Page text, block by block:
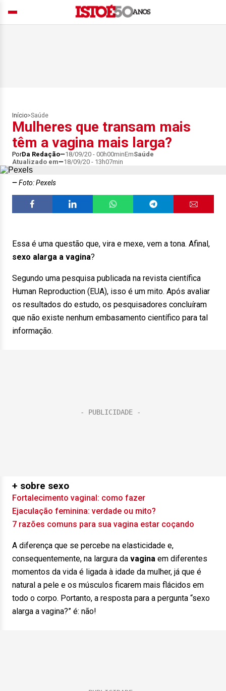
Início>Saúde
Mulheres que transam mais
têm a vagina mais larga?
PorDa Redação 18/09/20 - 00h00minEmSaúde
Atualizado em
18/09/20 - 13h07min
Foto: Pexels
Essa é uma questão que, vira e mexe, vem a tona. Afinal,
sexo alarga a vagina?
Segundo uma pesquisa publicada na revista científica
Human Reproduction (EUA), isso é um mito. Após avaliar
os resultados do estudo, os pesquisadores concluíram
que não existe nenhum embasamento científico para tal
informação.
+ sobre sexo
Fortalecimento vaginal: como fazer
Ejaculação feminina: verdade ou mito?
7 razões comuns para sua vagina estar coçando
A diferença que se percebe na elasticidade e,
consequentemente, na largura da vagina em diferentes
momentos da vida é ligada à idade da mulher, já que é
natural a pele e os músculos ficarem mais flácidos em
todo o corpo. Portanto, a resposta para a pergunta “sexo
alarga a vagina?” é: não!